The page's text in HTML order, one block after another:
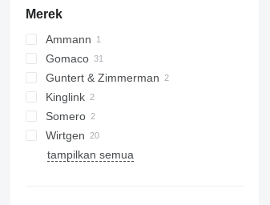
Merek
Ammann
AFW
Gomaco
GT
Guntert & Zimmerman
Kinglink
Somero
S240
Wirtgen
SP
tampilkan semua